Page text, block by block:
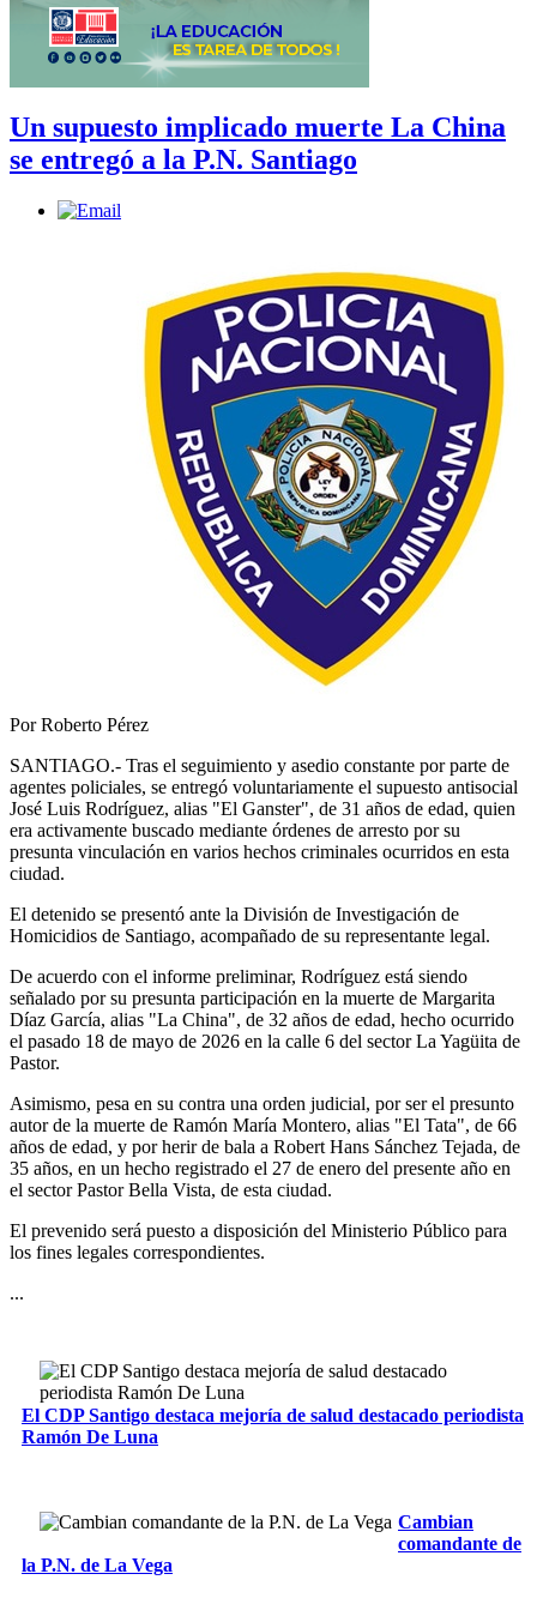
Un supuesto implicado muerte La China
se entregó a la P.N. Santiago
Por Roberto Pérez
SANTIAGO.- Tras el seguimiento y asedio constante por parte de
agentes policiales, se entregó voluntariamente el supuesto antisocial
José Luis Rodríguez, alias "El Ganster", de 31 años de edad, quien
era activamente buscado mediante órdenes de arresto por su
presunta vinculación en varios hechos criminales ocurridos en esta
ciudad.
El detenido se presentó ante la División de Investigación de
Homicidios de Santiago, acompañado de su representante legal.
De acuerdo con el informe preliminar, Rodríguez está siendo
señalado por su presunta participación en la muerte de Margarita
Díaz García, alias "La China", de 32 años de edad, hecho ocurrido
el pasado 18 de mayo de 2026 en la calle 6 del sector La Yagüita de
Pastor.
Asimismo, pesa en su contra una orden judicial, por ser el presunto
autor de la muerte de Ramón María Montero, alias "El Tata", de 66
años de edad, y por herir de bala a Robert Hans Sánchez Tejada, de
35 años, en un hecho registrado el 27 de enero del presente año en
el sector Pastor Bella Vista, de esta ciudad.
El prevenido será puesto a disposición del Ministerio Público para
los fines legales correspondientes.
...
El CDP Santigo destaca mejoría de salud destacado periodista
Ramón De Luna
Cambian
comandante de
la P.N. de La Vega